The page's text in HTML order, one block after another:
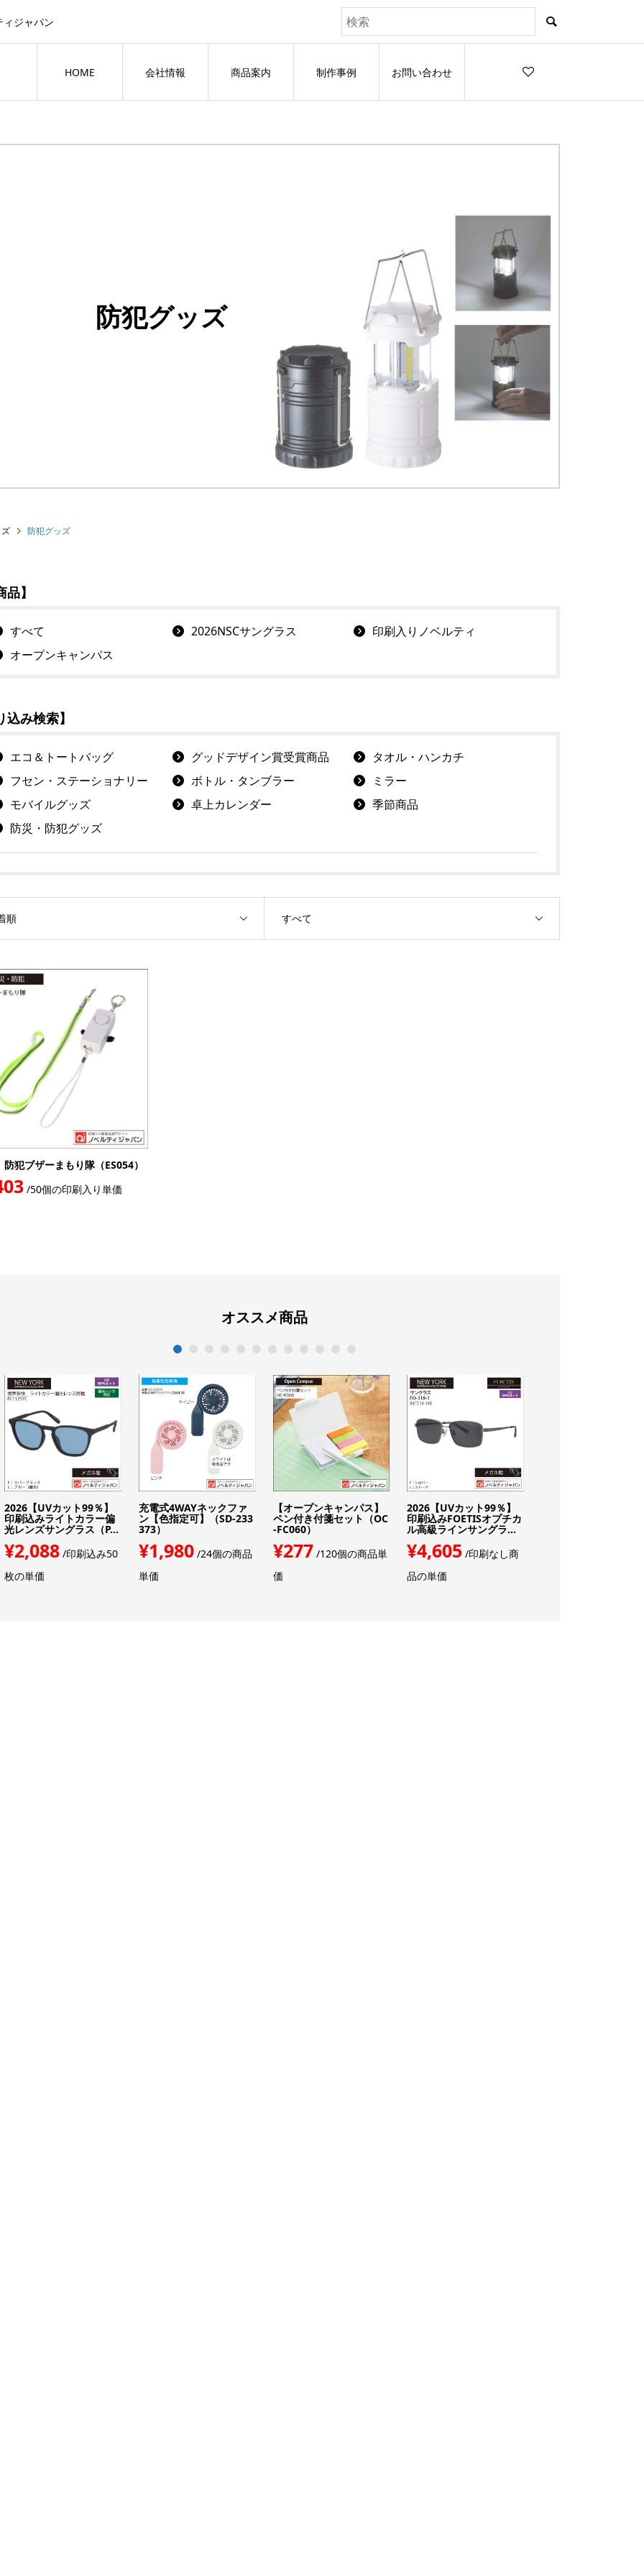
ジャパン
HOME 会社情報 商品案内 制作事例 お問い合わせ
防犯グッズ
防犯グッズ
】
すべて 2026NSCサングラス
印刷入りノベルティ
オープンキャンパス
込み検索】
エコ＆トートバッグ グッドデザイン賞受賞商品
タオル・ハンカチ
フセン・ステーショナリー
ボトル・タンブラー
ミラー
モバイルグッズ
卓上カレンダー
季節商品
防災・防犯グッズ
順 すべて
犯ブザーまもり隊（ES054）
/50個の印刷入り単価
オススメ商品
2026【UVカット99％】
印刷込みライトカラー偏
光レンズサングラス（P...
¥2,088 /印刷込み50
枚の単価
充電式4WAYネックファ
ン【色指定可】（SD-233
373）
¥1,980/24個の商品
単価
【オープンキャンパス】
ペン付き付箋セット（OC
-FC060）
¥277 /120個の商品単
価
2026【UVカット99％】
印刷込みFOETISオプチカ
ル高級ラインサングラ...
¥4,605 /印刷なし商
品の単価
1 2 3 4 5 6 7 8 9 10 11 12